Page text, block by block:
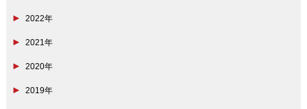
2022年
2021年
2020年
2019年